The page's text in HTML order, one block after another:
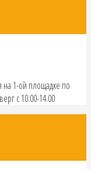
на 1-ой площадке по
с 10.00-14.00